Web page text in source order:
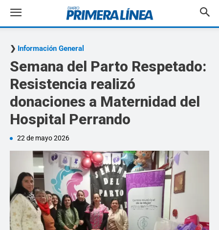
Información General
Semana del Parto Respetado:
Resistencia realizó
donaciones a Maternidad del
Hospital Perrando
22 de mayo 2026